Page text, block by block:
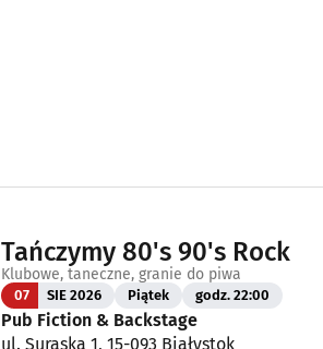
Tańczymy 80's 90's Rock
Klubowe, taneczne, granie do piwa
07 SIE 2026 Piątek godz. 22:00
Pub Fiction & Backstage
ul. Suraska 1, 15-093 Białystok